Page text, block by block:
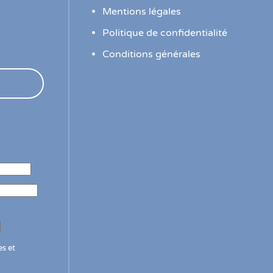
et
Mentions légales
Politique de confidentialité
Conditions générales